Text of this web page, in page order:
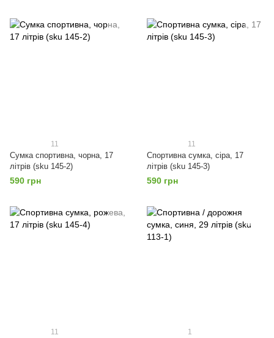
11
Сумка спортивна, чорна, 17
літрів (sku 145-2)
590 грн
11
Спортивна сумка, сіра, 17
літрів (sku 145-3)
590 грн
11 1